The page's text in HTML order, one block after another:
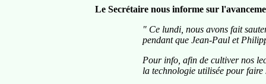
Le Secrétaire nous informe sur
" Ce lundi, nous avons fait
pendant que Jean-Paul et
Pour info, afin de cultiver nos
la technologie utilisée pour faire